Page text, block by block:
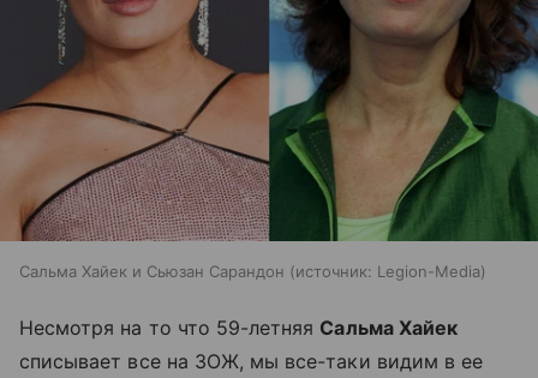
Сальма Хайек и Сьюзан Сарандон источник: Legion-Media
Несмотря на то что 59-летняя Сальма Хайек
списывает все на ЗОЖ, мы все-таки видим в ее